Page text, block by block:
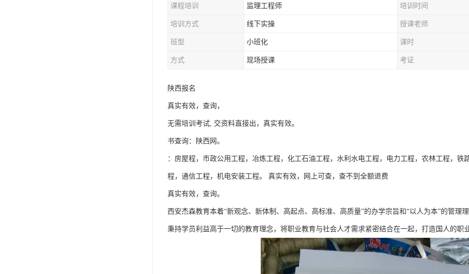
课程培训 监理工程师 培训时间
培训方式 线下实操 授课老师
班型 小班化 课时
方式 现场授课 考证
陕西报名
真实有效，查询，
无需培训考试, 交资料直接出，真实有效。
书查询：陕西网。
：房屋程，市政公用工程，冶炼工程，化工石油工程，水利水电工程，电力工程，农林工程，铁
程，通信工程，机电安装工程。 真实有效，网上可查，查不到全额退费
真实有效，查询。
西安杰森教育本着“新观念、新体制、高起点、高标准、高质量”的办学宗旨和“以人为本”的管理
秉持学员利益高于一切的教育理念，将职业教育与社会人才需求紧密结合在一起，打造国人的职